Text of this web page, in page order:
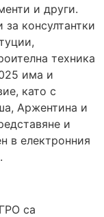
и други.
консултантки
техника
има и
като с
Аржентина и
и
в електронния
са